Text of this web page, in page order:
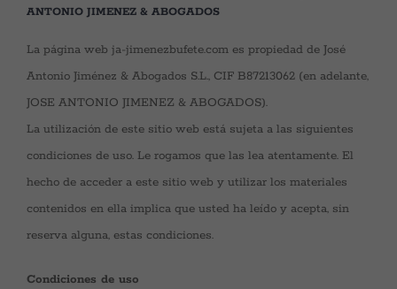
ANTONIO JIMENEZ & ABOGADOS
La página web ja-jimenezbufete.com es propiedad de José
Antonio Jiménez & Abogados S.L., CIF B87213062 (en adelante,
JOSE ANTONIO JIMENEZ & ABOGADOS).
La utilización de este sitio web está sujeta a las siguientes
condiciones de uso. Le rogamos que las lea atentamente. El
hecho de acceder a este sitio web y utilizar los materiales
contenidos en ella implica que usted ha leído y acepta, sin
reserva alguna, estas condiciones.
Condiciones de uso